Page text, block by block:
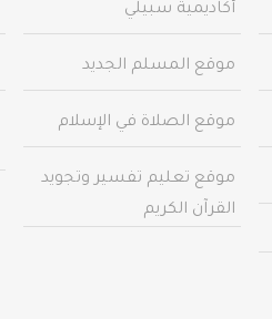
أكاديمية سبيلي
موقع المسلم الجديد
موقع الصلاة في الإسلام
موقع تعليم تفسير وتجويد
القرآن الكريم